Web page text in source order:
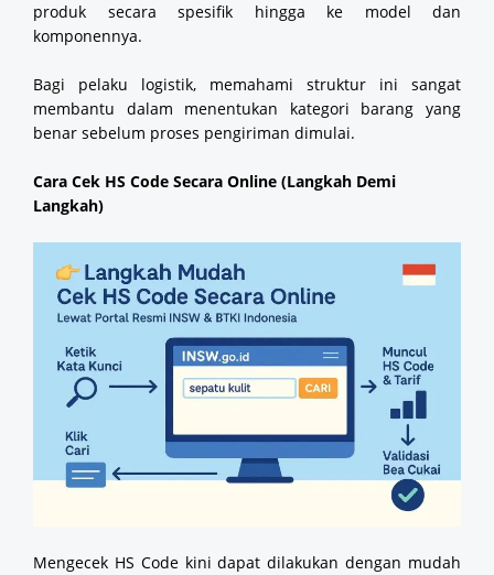
produk secara spesifik hingga ke model dan
komponennya.
Bagi pelaku logistik, memahami struktur ini sangat
membantu dalam menentukan kategori barang yang
benar sebelum proses pengiriman dimulai.
Cara Cek HS Code Secara Online (Langkah Demi
Langkah)
Mengecek HS Code kini dapat dilakukan dengan mudah